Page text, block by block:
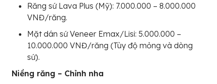
Răng sứ Lava Plus (Mỹ): 7.000.000 – 8.000.000
VNĐ/răng.
Mặt dán sứ Veneer Emax/Lisi: 5.000.000 –
10.000.000 VNĐ/răng (Tùy độ mỏng và dòng
sứ).
Niềng răng – Chỉnh nha